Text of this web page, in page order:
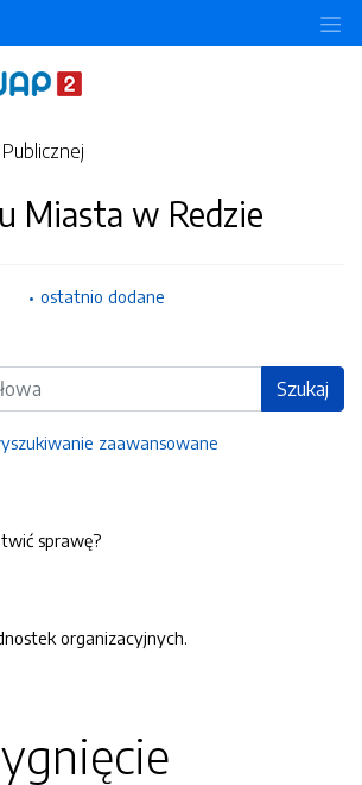
Miasta w Redzie
ostatnio dodane
Szukaj
zaawansowane
sprawę?
organizacyjnych.